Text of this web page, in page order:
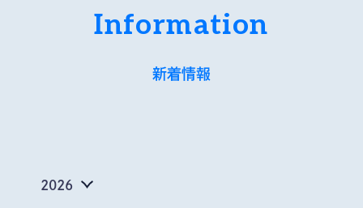
Information
新着情報